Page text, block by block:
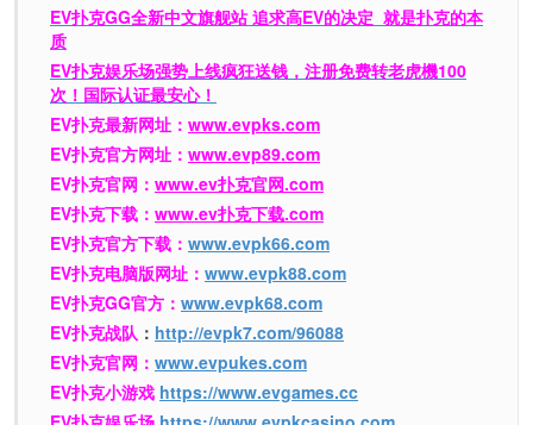
EV扑克GG全新中文旗舰站追求高EV的决定 就是扑克的本
质
EV扑克娱乐场强势上线疯狂送钱，注册免费转老虎機100
次！国际认证最安心！
EV扑克最新网址： www.evpks.com
EV扑克官方网址： www.evp89.com
EV扑克官网： www.ev扑克官网.com
EV扑克下载： www.ev扑克下载.com
EV扑克官方下载： www.evpk66.com
EV扑克电脑版网址： www.evpk88.com
EV扑克GG官方： www.evpk68.com
EV扑克战队 ： http://evpk7.com/96088
EV扑克官网： www.evpukes.com
EV扑克小游戏 https://www.evgames.cc